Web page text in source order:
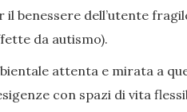
benessere dell’utente
da autismo).
attenta e mirata a
con spazi di vita